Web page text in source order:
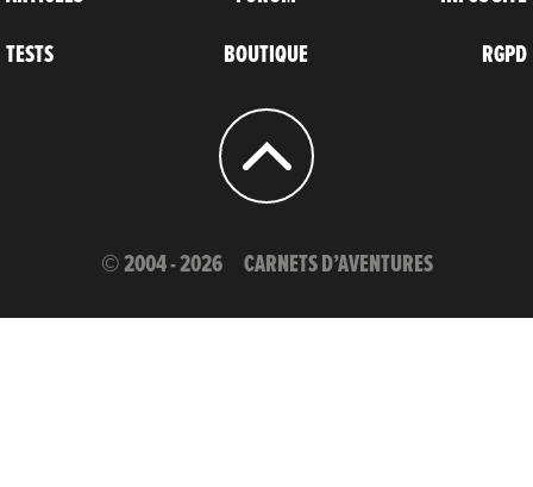
TESTS BOUTIQUE RGPD
© 2004 - 2026 CARNETS D’AVENTURES